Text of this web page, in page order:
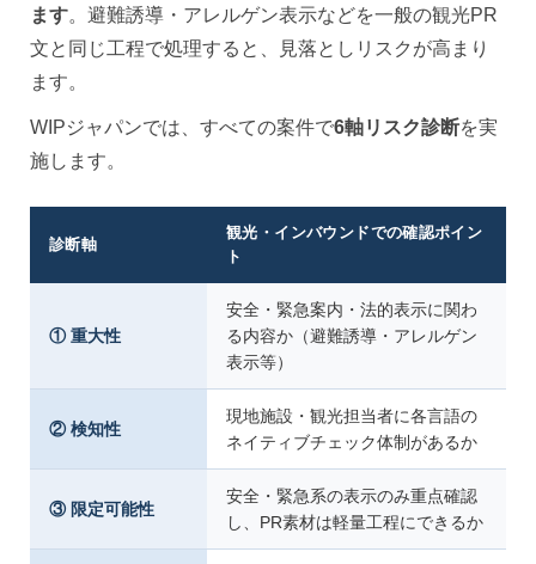
ます。避難誘導・アレルゲン表示などを一般の観光PR
文と同じ工程で処理すると、見落としリスクが高まり
ます。
WIPジャパンでは、すべての案件で6軸リスク診断を実
施します。
診断軸
観光・インバウンドでの確認ポイン
ト
① 重大性
安全・緊急案内・法的表示に関わ
る内容か（避難誘導・アレルゲン
表示等）
② 検知性
現地施設・観光担当者に各言語の
ネイティブチェック体制があるか
③ 限定可能性
安全・緊急系の表示のみ重点確認
し、PR素材は軽量工程にできるか